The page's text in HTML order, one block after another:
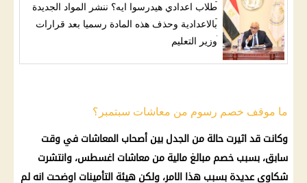
طلاب اعدادي هيدرسوا ايه؟ ننشر المواد الجديدة
بالاعدادية وحذف هذه المادة رسميا بعد قرارات
وزير التعليم
ما موقف خصم رسوم من معاشات سبتمبر؟
وكانت قد اثيرت حالة من الجدل بين أصحاب المعاشات في وقت
سابق، بسبب خصم مبالغ مالية من معاشات اغسطس، وانتشرت
شكاوى عديدة بسبب هذا الامر، ولكن هيئة التأمينات اوضحت انه لم